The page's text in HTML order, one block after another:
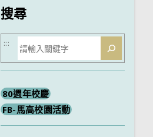
搜尋
搜
尋
:::
80週年校慶
FB-馬高校園活動